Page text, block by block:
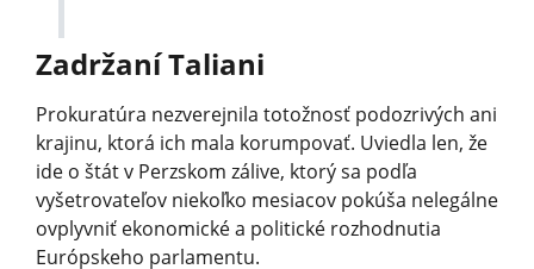
Zadržaní Taliani
Prokuratúra nezverejnila totožnosť podozrivých ani
krajinu, ktorá ich mala korumpovať. Uviedla len, že
ide o štát v Perzskom zálive, ktorý sa podľa
vyšetrovateľov niekoľko mesiacov pokúša nelegálne
ovplyvniť ekonomické a politické rozhodnutia
Európskeho parlamentu.